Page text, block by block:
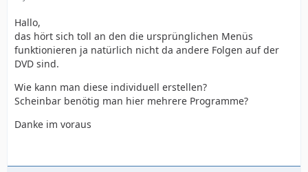
Hallo,
das hört sich toll an den die ursprünglichen Menüs
funktionieren ja natürlich nicht da andere Folgen auf der
DVD sind.
Wie kann man diese individuell erstellen?
Scheinbar benötig man hier mehrere Programme?
Danke im voraus